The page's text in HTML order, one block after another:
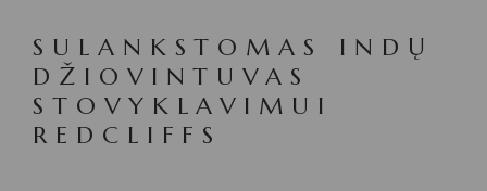
SULANKSTOMAS INDŲ
DŽIOVINTUVAS
STOVYKLAVIMUI
REDCLIFFS